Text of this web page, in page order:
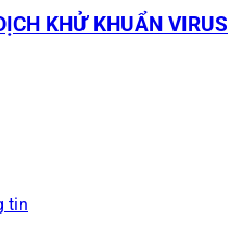
KHỬ KHUẨN VIRUS
tin